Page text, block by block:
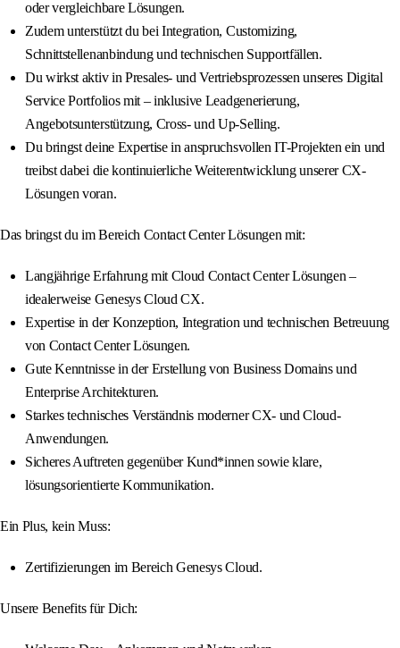
oder vergleichbare Lösungen.
Zudem unterstützt du bei Integration, Customizing,
Schnittstellenanbindung und technischen Supportfällen.
Du wirkst aktiv in Presales- und Vertriebsprozessen unseres Digital
Service Portfolios mit – inklusive Leadgenerierung,
Angebotsunterstützung, Cross- und Up-Selling.
Du bringst deine Expertise in anspruchsvollen IT-Projekten ein und
treibst dabei die kontinuierliche Weiterentwicklung unserer CX-
Lösungen voran.
Das bringst du im Bereich Contact Center Lösungen mit:
Langjährige Erfahrung mit Cloud Contact Center Lösungen –
idealerweise Genesys Cloud CX.
Expertise in der Konzeption, Integration und technischen Betreuung
von Contact Center Lösungen.
Gute Kenntnisse in der Erstellung von Business Domains und
Enterprise Architekturen.
Starkes technisches Verständnis moderner CX- und Cloud-
Anwendungen.
Sicheres Auftreten gegenüber Kund*innen sowie klare,
lösungsorientierte Kommunikation.
Ein Plus, kein Muss:
Zertifizierungen im Bereich Genesys Cloud.
Unsere Benefits für Dich: